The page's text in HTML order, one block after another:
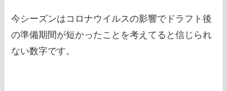
今シーズンはコロナウイルスの影響でドラフト後
の準備期間が短かったことを考えてると信じられ
ない数字です。